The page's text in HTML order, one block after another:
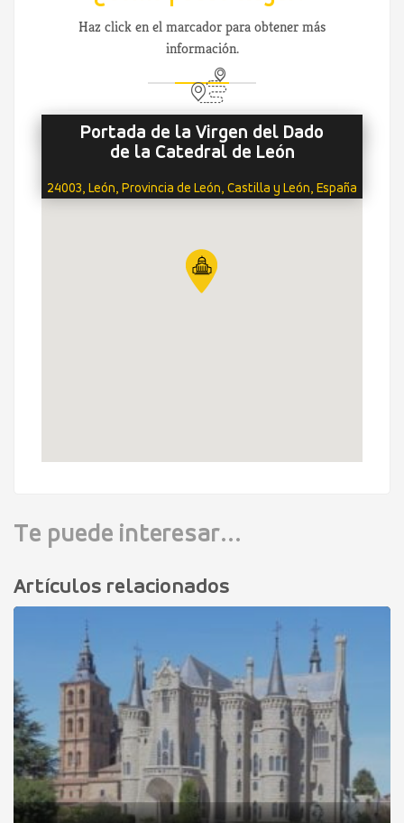
Haz click en el marcador para obtener más
información.
Portada de la Virgen del Dado
de la Catedral de León
24003, León, Provincia de León, Castilla y León, España
Te puede interesar...
Artículos relacionados